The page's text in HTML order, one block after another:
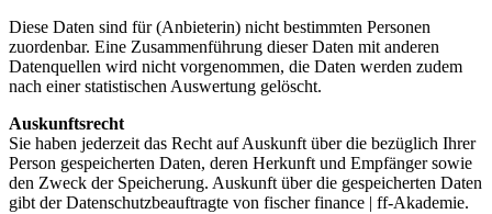
Diese Daten sind für (Anbieterin) nicht bestimmten Personen
zuordenbar. Eine Zusammenführung dieser Daten mit anderen
Datenquellen wird nicht vorgenommen, die Daten werden zudem
nach einer statistischen Auswertung gelöscht.
Auskunftsrecht
Sie haben jederzeit das Recht auf Auskunft über die bezüglich Ihrer
Person gespeicherten Daten, deren Herkunft und Empfänger sowie
den Zweck der Speicherung. Auskunft über die gespeicherten Daten
gibt der Datenschutzbeauftragte von fischer finance | ff-Akademie.